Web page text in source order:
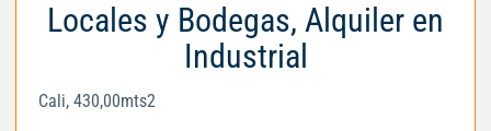
Locales y Bodegas, Alquiler en
Industrial
Cali, 430,00mts2